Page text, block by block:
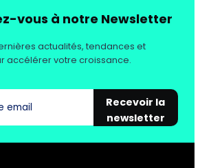
vous à notre Newsletter
actualités, tendances et
accélérer votre croissance.
Recevoir la
newsletter